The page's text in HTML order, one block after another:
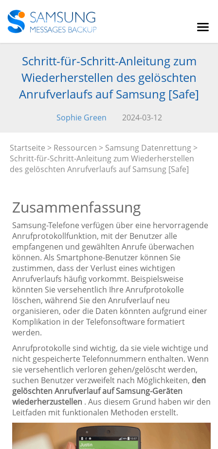
Schritt-für-Schritt-Anleitung zum
Wiederherstellen des gelöschten
Anrufverlaufs auf Samsung [Safe]
Sophie Green 2024-03-12
Startseite > Ressourcen > Samsung Datenrettung >
Schritt-für-Schritt-Anleitung zum Wiederherstellen
des gelöschten Anrufverlaufs auf Samsung [Safe]
Zusammenfassung
Samsung-Telefone verfügen über eine hervorragende
Anrufprotokollfunktion, mit der Benutzer alle
empfangenen und gewählten Anrufe überwachen
können. Als Smartphone-Benutzer können Sie
zustimmen, dass der Verlust eines wichtigen
Anrufverlaufs häufig vorkommt. Beispielsweise
könnten Sie versehentlich Ihre Anrufprotokolle
löschen, während Sie den Anrufverlauf neu
organisieren, oder die Daten könnten aufgrund einer
Komplikation in der Telefonsoftware formatiert
werden.
Anrufprotokolle sind wichtig, da sie viele wichtige und
nicht gespeicherte Telefonnummern enthalten. Wenn
sie versehentlich verloren gehen/gelöscht werden,
suchen Benutzer verzweifelt nach Möglichkeiten, den
gelöschten Anrufverlauf auf Samsung-Geräten
wiederherzustellen . Aus diesem Grund haben wir den
Leitfaden mit funktionalen Methoden erstellt.